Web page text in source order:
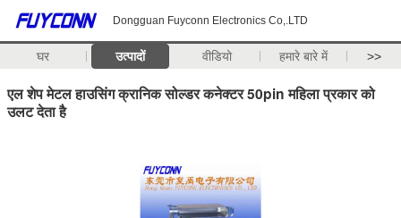
Dongguan Fuyconn Electronics Co,.LTD
घर उत्पादों वीडियो हमारे बारे में >>
एल शेप मेटल हाउसिंग क्रानिक सोल्डर कनेक्टर 50pin महिला प्रकार को
उलट देता है